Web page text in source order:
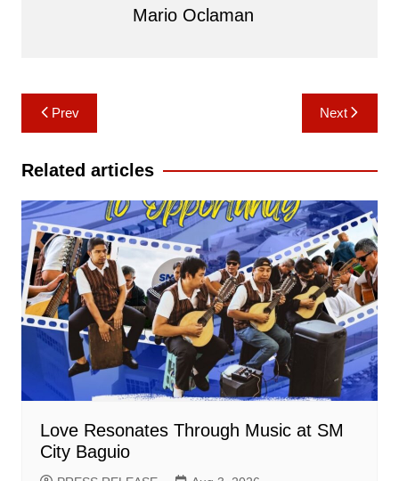
Mario Oclaman
Post
navigation
Prev Next
Related articles
Love Resonates Through Music at SM
City Baguio